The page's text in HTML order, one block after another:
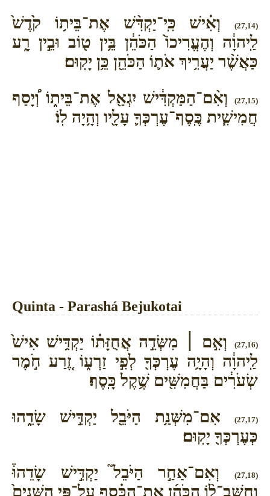
(27,14)
וְאִ֗ישׁ כִּֽי־יַקְדִּ֨שׁ אֶת־בֵּית֥וֹ קֹ֙דֶשׁ֙
לַֽיהוָ֔ה וְהֶעֱרִיכוֹ֙ הַכֹּהֵ֔ן בֵּ֥ין ט֖וֹב וּבֵ֣ין רָ֑ע
כַּאֲשֶׁ֨ר יַעֲרִ֥יךְ אֹת֛וֹ הַכֹּהֵ֖ן כֵּ֥ן יָקֽוּם׃
(27,15)
וְאִ֨ם־הַמַּקְדִּ֔ישׁ יִגְאַ֖ל אֶת־בֵּית֑וֹ וְ֠יָסַף
חֲמִישִׁ֧ית כֶּֽסֶף־עֶרְכְּךָ֛ עָלָ֖יו וְהָ֥יָה לֽוֹ׃
Quinta - Parashá Bejukotai
(27,16)
וְאִ֣ם ׀ מִשְּׂדֵ֣ה אֲחֻזָּת֗וֹ יַקְדִּ֥ישׁ אִישׁ֙
לַֽיהוָ֔ה וְהָיָ֥ה עֶרְכְּךָ֖ לְפִ֣י זַרְע֑וֹ זֶ֚רַע חֹ֣מֶר
שְׂעֹרִ֔ים בַּחֲמִשִּׁ֖ים שֶׁ֥קֶל כָּֽסֶף׃
(27,17)
אִם־מִשְּׁנַ֥ת הַיֹּבֵ֖ל יַקְדִּ֣ישׁ שָׂדֵ֑הוּ
כְּעֶרְכְּךָ֖ יָקֽוּם׃
(27,18)
וְאִם־אַחַ֣ר הַיֹּבֵל֮ יַקְדִּ֣ישׁ שָׂדֵהוּ֒
וְחִשַּׁב־ל֨וֹ הַכֹּהֵ֜ן אֶת־הַכֶּ֗סֶף עַל־פִּ֤י הַשָּׁנִים֙